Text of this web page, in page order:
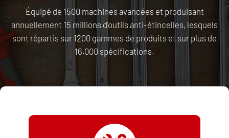
Équipé de 1500 machines avancées et produisant
annuellement 15 millions d'outils anti-étincelles, lesquels
sont répartis sur 1200 gammes de produits et sur plus de
16.000 spécifications.